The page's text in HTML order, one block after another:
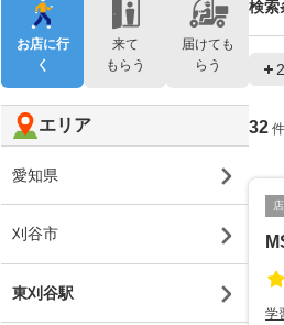
検索
32 件
学
お店に行
く
来て
もらう
届けても
らう
エリア
愛知県
刈谷市
東刈谷駅